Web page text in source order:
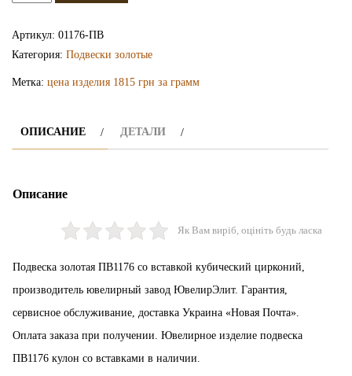
Артикул: 01176-ПВ
Категория: Подвески золотые
Метка: цена изделия 1815 грн за грамм
ОПИСАНИЕ ДЕТАЛИ
Описание
Як Вам виріб, оцініть будь ласка
Подвеска золотая ПВ1176 со вставкой кубический цирконий,
производитель ювелирный завод ЮвелирЭлит. Гарантия,
сервисное обслуживание, доставка Украина «Новая Почта».
Оплата заказа при получении. Ювелирное изделие подвеска
ПВ1176 кулон со вставками в наличии.